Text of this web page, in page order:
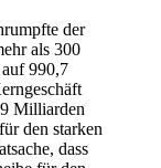
der
als 300
990,7
Milliarden
den starken
dass